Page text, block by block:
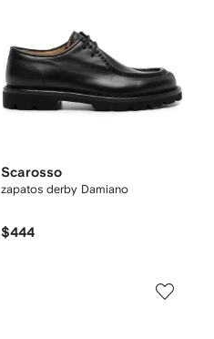
Scarosso
zapatos derby Damiano
$444